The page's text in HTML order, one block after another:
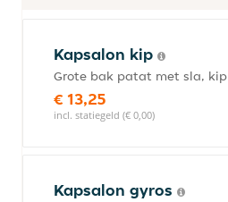
Kapsalon kip
Grote bak patat met sla,
€ 13,25
incl. statiegeld (€ 0,00)
Kapsalon gyros